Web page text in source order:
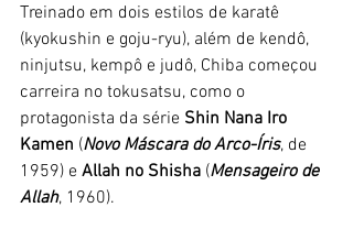
Treinado em dois estilos de karatê
(kyokushin e goju-ryu), além de kendô,
ninjutsu, kempô e judô, Chiba começou
carreira no tokusatsu, como o
protagonista da série Shin Nana Iro
Kamen (Novo Máscara do Arco-Íris, de
1959) e Allah no Shisha (Mensageiro de
Allah, 1960).